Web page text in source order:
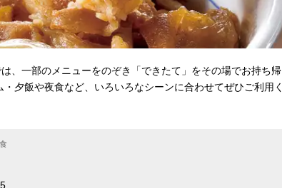
、一部のメニューをのぞき「できたて」をその場でお持ち帰
夕飯や夜食など、いろいろなシーンに合わせてぜひご利用く